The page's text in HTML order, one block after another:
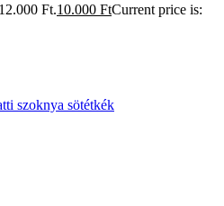
Ft.10.000 FtCurrent price is: